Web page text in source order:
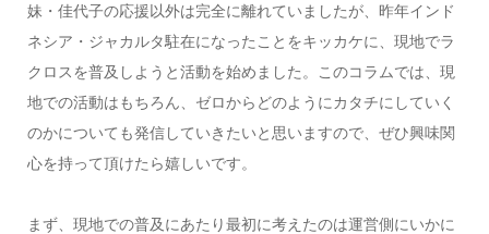
妹・佳代子の応援以外は完全に離れていましたが、昨年インド
ネシア・ジャカルタ駐在になったことをキッカケに、現地でラ
クロスを普及しようと活動を始めました。このコラムでは、現
地での活動はもちろん、ゼロからどのようにカタチにしていく
のかについても発信していきたいと思いますので、ぜひ興味関
心を持って頂けたら嬉しいです。
まず、現地での普及にあたり最初に考えたのは運営側にいかに